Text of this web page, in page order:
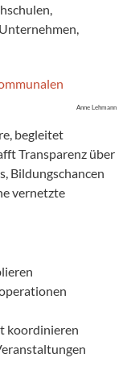
Anne Lehmann
begleitet
Transparenz über
Bildungschancen
vernetzte
koordinieren